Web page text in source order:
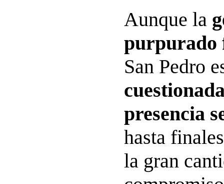
Aunque la
purpurado
San Pedro
presencia
hasta
la gran